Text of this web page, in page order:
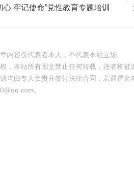
心 牢记使命”党性教育专题培训
内容仅代表者本人，不代表本站立场。
，本站所有图文禁止任何转载，违者将被
均由专人负责并签订法律合同，若遇冒
。